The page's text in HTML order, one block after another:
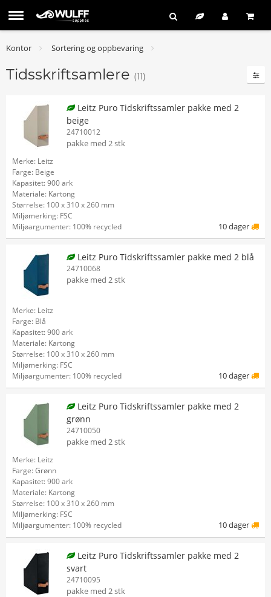
Kontor Sortering og oppbevaring
Tidsskriftsamlere (11)
Leitz Puro Tidskriftssamler pakke med 2
beige
24710012
pakke med 2 stk
Merke: Leitz
Farge: Beige
Kapasitet: 900 ark
Materiale: Kartong
Størrelse: 100 x 310 x 260 mm
Miljømerking: FSC
Miljøargumenter: 100% recycled
10 dager
Leitz Puro Tidskriftssamler pakke med 2 blå
24710068
pakke med 2 stk
Merke: Leitz
Farge: Blå
Kapasitet: 900 ark
Materiale: Kartong
Størrelse: 100 x 310 x 260 mm
Miljømerking: FSC
Miljøargumenter: 100% recycled
10 dager
Leitz Puro Tidskriftssamler pakke med 2
grønn
24710050
pakke med 2 stk
Merke: Leitz
Farge: Grønn
Kapasitet: 900 ark
Materiale: Kartong
Størrelse: 100 x 310 x 260 mm
Miljømerking: FSC
Miljøargumenter: 100% recycled
10 dager
Leitz Puro Tidskriftssamler pakke med 2
svart
24710095
pakke med 2 stk